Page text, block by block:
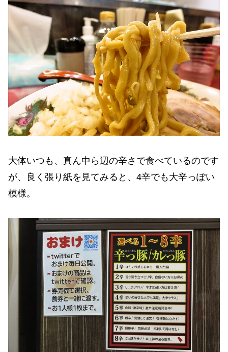
大体いつも、真ん中ら辺の辛さで食べているのです
が、良く張り紙を見てみると、4辛でも大辛っぽい
模様。